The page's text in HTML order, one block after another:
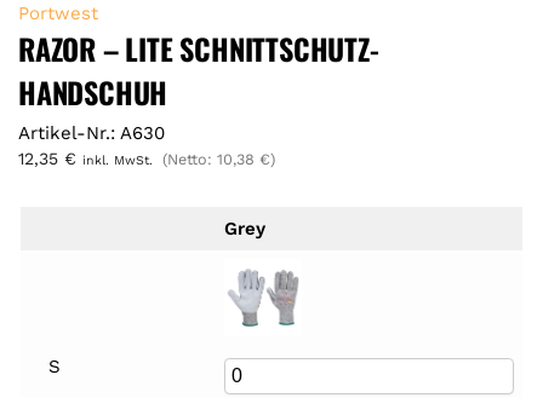
Portwest
RAZOR – LITE SCHNITTSCHUTZ-
HANDSCHUH
Artikel-Nr.: A630
12,35 € inkl. MwSt. (Netto: 10,38 €)
Grey
S